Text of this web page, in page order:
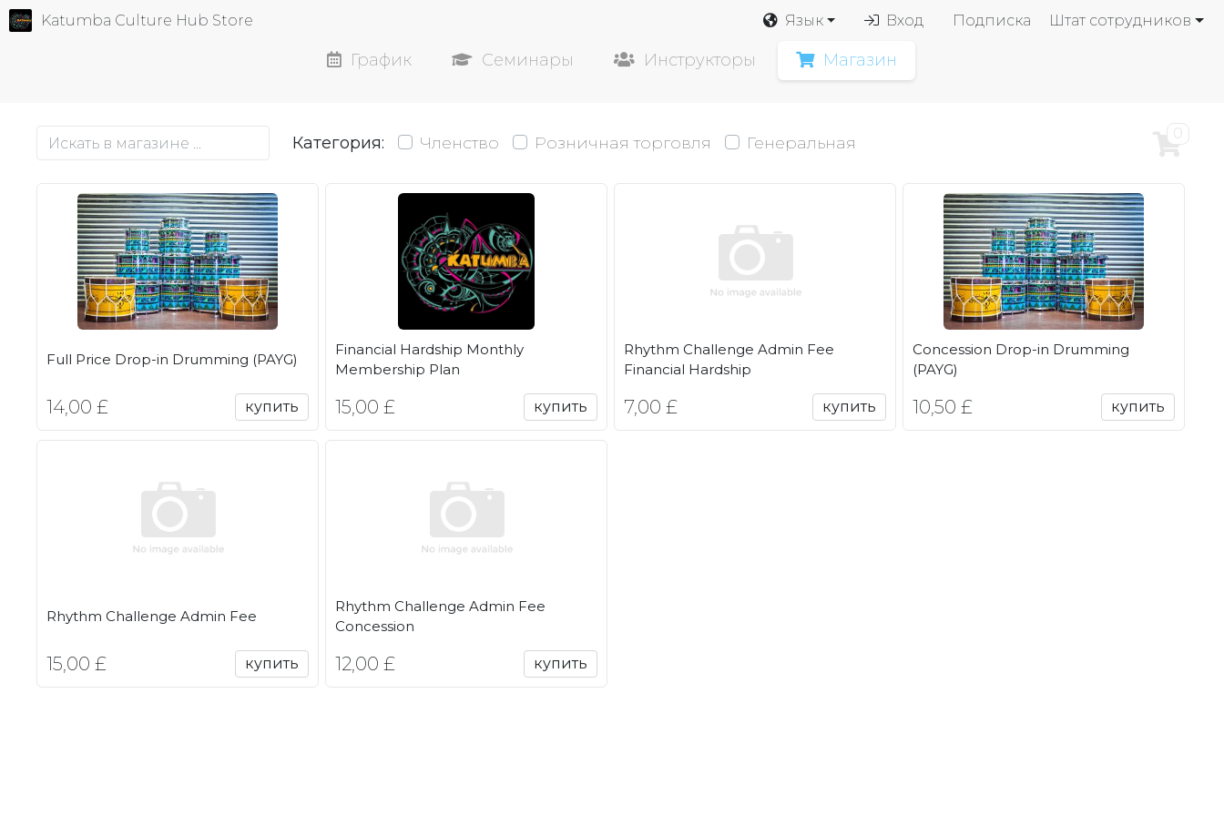
Katumba Culture Hub Store Язык Вход Подписка Штат сотрудников
График Семинары Инструкторы Магазин
Категория: Членство Розничная торговля Генеральная
Full Price Drop-in Drumming (PAYG)
14,00 £ купить
Financial Hardship Monthly
Membership Plan
15,00 £ купить
Rhythm Challenge Admin Fee
Financial Hardship
7,00 £ купить
Concession Drop-in Drumming
(PAYG)
10,50 £ купить
Rhythm Challenge Admin Fee
15,00 £ купить
Rhythm Challenge Admin Fee
Concession
12,00 £ купить